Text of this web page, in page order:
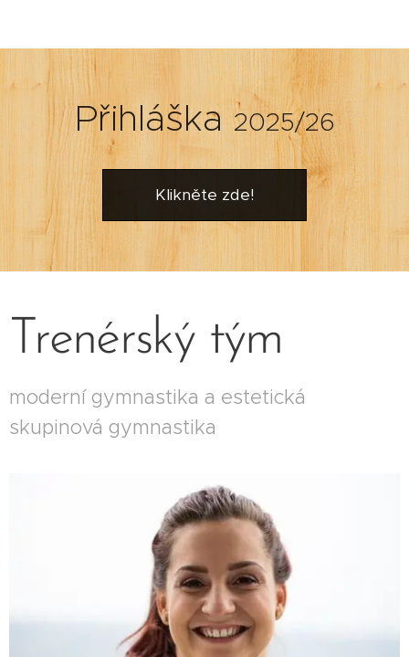
Přihláška2025/26
Klikněte zde!
Trenérský tým
moderní gymnastika a estetická
skupinová gymnastika